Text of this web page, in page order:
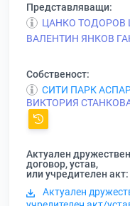
Представляващи:
ЦАНКО ТОДОРОВ
ВАЛЕНТИН ЯНКОВ
Собственост:
СИТИ ПАРК
ВИКТОРИЯ
Актуален дружествен
договор, устав,
или учредителен акт:
Актуален